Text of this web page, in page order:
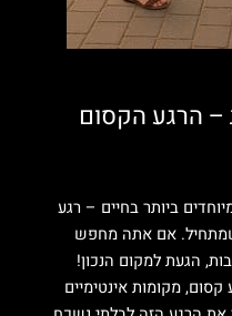
– הרגע הקסום
ביותר בחיים – רגע
אם אתה מחפש
הגעת למקום הנכון!
מקומות אינטימיים